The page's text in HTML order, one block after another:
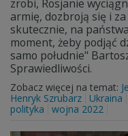
zrobi, Rosjanie
armię, dozbroją się i
skutecznie, na
moment, żeby podjąć
samo południe"
Sprawiedliwości.
Zobacz więcej na temat:
Henryk Szrubarz
Ukraina
polityka
wojna 2022